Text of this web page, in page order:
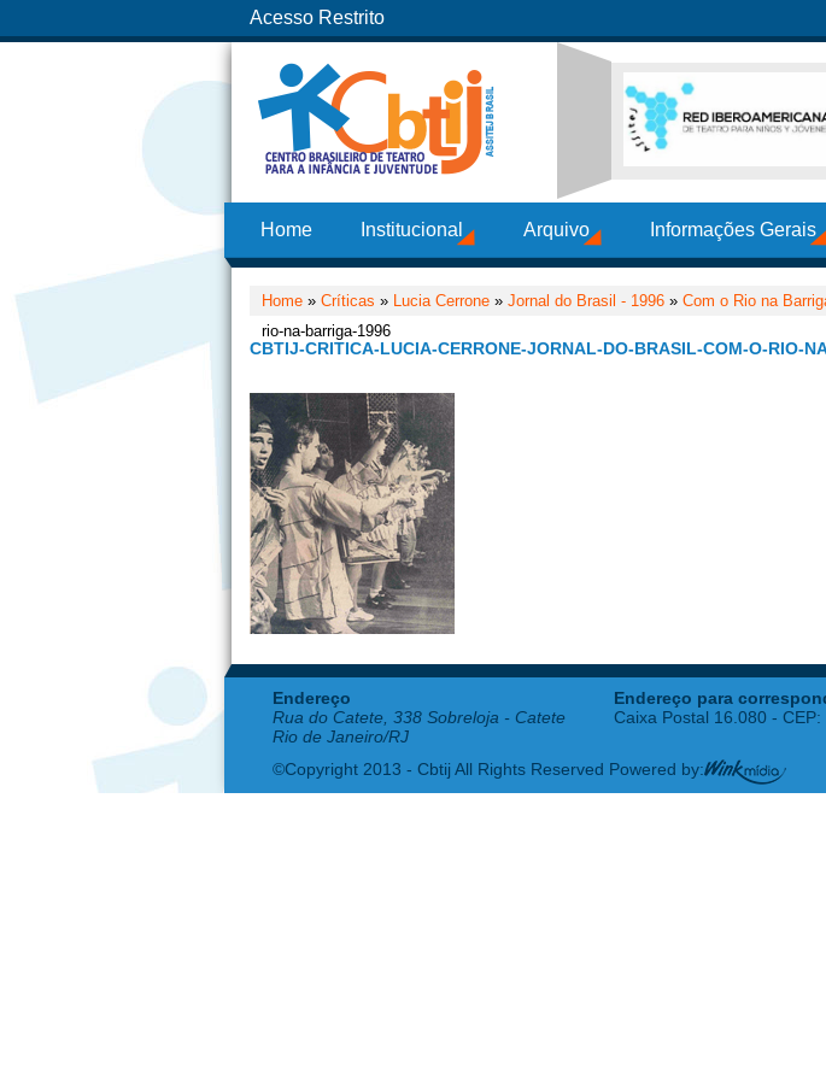
Acesso Restrito
Home Institucional Arquivo Informações Gerais
Home » Críticas » Lucia Cerrone » Jornal do Brasil - 1996 » Com o Rio na
rio-na-barriga-1996
CBTIJ-CRITICA-LUCIA-CERRONE-JORNAL-DO-BRASIL-COM-O-RIO-
Endereço
Rua do Catete, 338 Sobreloja - Catete
Rio de Janeiro/RJ
Endereço para
Caixa Postal 16.080 - CEP:
©Copyright 2013 - Cbtij All Rights Reserved Powered by: